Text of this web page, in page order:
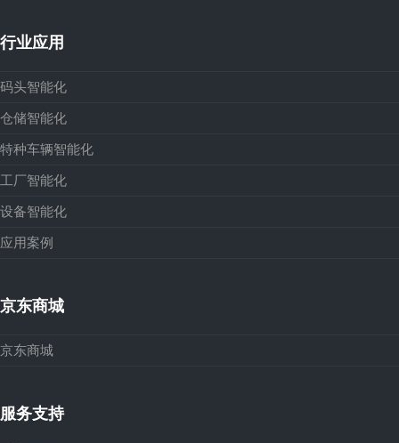
行业应用
码头智能化
仓储智能化
特种车辆智能化
工厂智能化
设备智能化
应用案例
京东商城
京东商城
服务支持